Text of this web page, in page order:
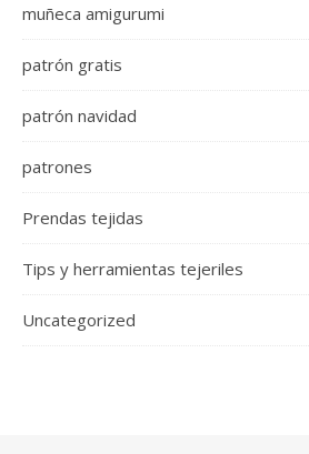
muñeca amigurumi
patrón gratis
patrón navidad
patrones
Prendas tejidas
Tips y herramientas tejeriles
Uncategorized